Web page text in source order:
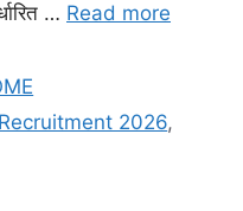
… Read more
2026,